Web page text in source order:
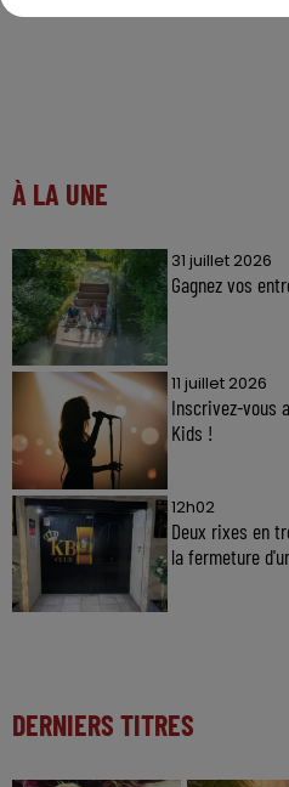
À LA UNE
31 juillet 2026
Gagnez vos
11 juillet 2026
Inscrivez-vous
Kids !
12h02
Deux rixes en
la fermeture
DERNIERS TITRES